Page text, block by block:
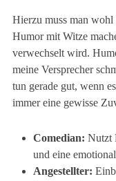
Hierzu muss man
Humor mit Witze
verwechselt wird.
meine Versprecher
tun gerade gut, wenn
immer eine gewisse
Comedian: Nutzt
und eine
Angestellter: